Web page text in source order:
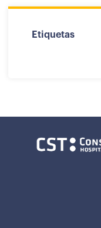
Etiquetas